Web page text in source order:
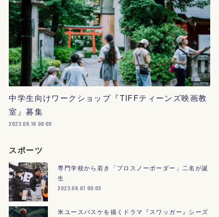
中学生向けワークショップ『TIFFティーンズ映画教
室』募集
2023.06.16 00:05
スポーツ
専門学校から若き「プロスノーボーダー」二名が誕
生
2023.06.07 00:05
米ユースバスケを描くドラマ『スワッガー』シーズ